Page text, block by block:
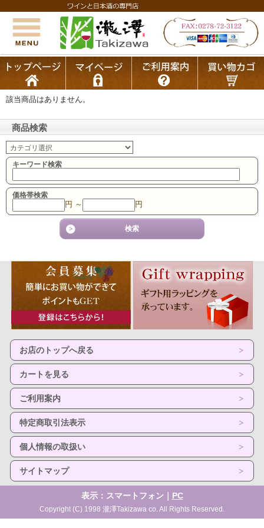
該当商品はありません。
商品検索
キーワード検索
価格帯検索
円 ～ 円
お店のトップへ戻る
カートを見る
ご利用案内
特定商取引法表示
個人情報の取扱い
サイトマップ
表示：スマートフォン｜ PC
Copyright (C) 1998 瀧澤Takizawa co. All Rights Reserved.